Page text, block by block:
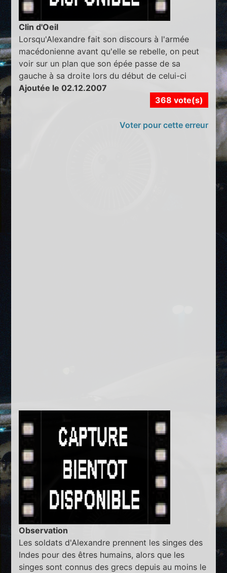
Clin d'Oeil
Lorsqu'Alexandre fait son discours à l'armée
macédonienne avant qu'elle se rebelle, on peut
voir sur un plan que son épée passe de sa
gauche à sa droite lors du début de celui-ci
Ajoutée le 02.12.2007
368 vote(s)
Voter pour cette erreur
Observation
Les soldats d'Alexandre prennent les singes des
Indes pour des êtres humains, alors que les
singes sont connus des grecs depuis au moins le